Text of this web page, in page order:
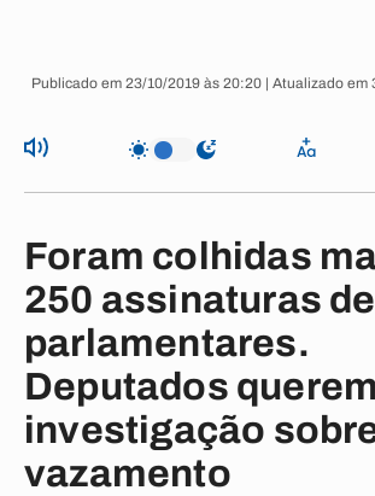
Publicado em 23/10/2019 às 20:20 | Atualizado em
Foram colhidas
250 assinaturas de
parlamentares.
Deputados querem
investigação
vazamento